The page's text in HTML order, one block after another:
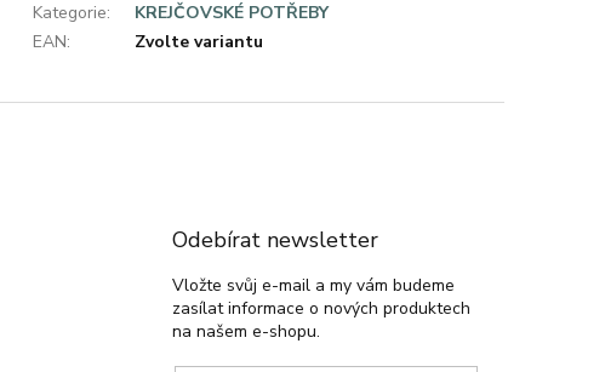
Kategorie:
KREJČOVSKÉ POTŘEBY
EAN: Zvolte variantu
Odebírat newsletter
Vložte svůj e-mail a my vám budeme
zasílat informace o nových produktech
na našem e-shopu.